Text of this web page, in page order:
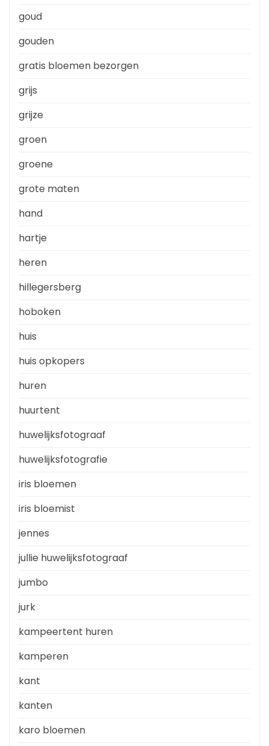
goud
gouden
gratis bloemen bezorgen
grijs
grijze
groen
groene
grote maten
hand
hartje
heren
hillegersberg
hoboken
huis
huis opkopers
huren
huurtent
huwelijksfotograaf
huwelijksfotografie
iris bloemen
iris bloemist
jennes
jullie huwelijksfotograaf
jumbo
jurk
kampeertent huren
kamperen
kant
kanten
karo bloemen